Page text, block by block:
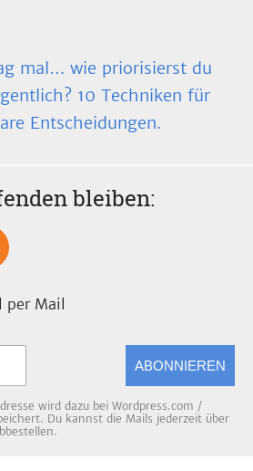
mal… wie priorisierst du
10 Techniken für
Entscheidungen.
bleiben:
Mail
ABONNIEREN
wird dazu bei Wordpress.com /
Du kannst die Mails jederzeit über